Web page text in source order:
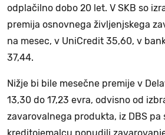
odplačilno dobo 20 let. V SKB so
premija osnovnega življenjskega
na mesec, v UniCredit 35,60, v
37,44.
Nižje bi bile mesečne premije v
13,30 do 17,23 evra, odvisno od
zavarovalnega produkta, iz DBS pa